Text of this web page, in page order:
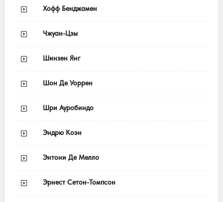
Хофф Бенджамен
Чжуан-Цзы
Шинзен Янг
Шон Де Уоррен
Шри Ауробиндо
Эндрю Коэн
Энтони Де Мелло
Эрнест Сетон-Томпсон